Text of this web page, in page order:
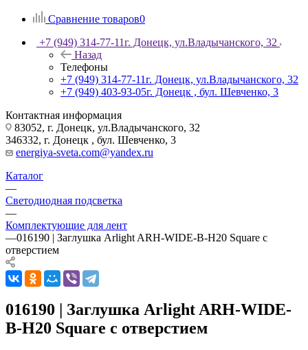
Сравнение товаров0
+7 (949) 314-77-11г. Донецк, ул.Владычанского, 32
Назад
Телефоны
+7 (949) 314-77-11г. Донецк, ул.Владычанского, 32
+7 (949) 403-93-05г. Донецк , бул. Шевченко, 3
Контактная информация
83052, г. Донецк, ул.Владычанского, 32
346332, г. Донецк , бул. Шевченко, 3
energiya-sveta.com@yandex.ru
Каталог
—
Светодиодная подсветка
—
Комплектующие для лент
—016190 | Заглушка Arlight ARH-WIDE-B-H20 Square с
отверстием
016190 | Заглушка Arlight ARH-WIDE-
B-H20 Square с отверстием